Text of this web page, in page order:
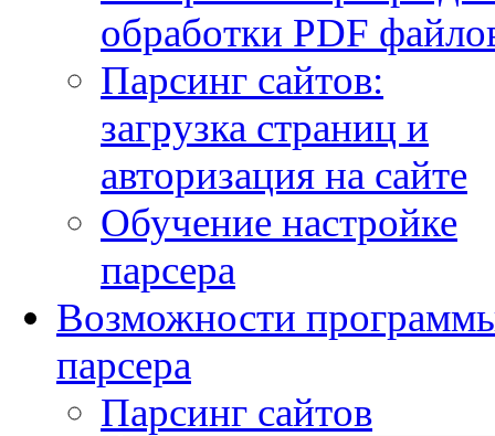
обработки PDF
Парсинг сайтов:
загрузка страниц и
авторизация на сайте
Обучение настройке
парсера
Возможности
парсера
Парсинг сайтов